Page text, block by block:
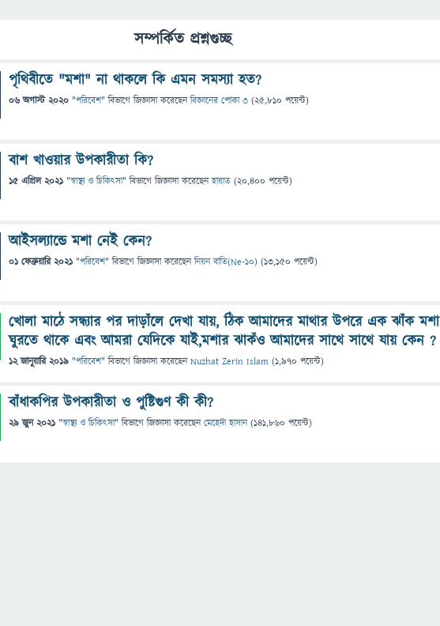
সম্পর্কিত প্রশ্নগুচ্ছ
পৃথিবীতে "মশা" না থাকলে কি এমন সমস্যা হত?
06 অগাস্ট 2020 "পরিবেশ" বিভাগে জিজ্ঞাসাকরেছেনবিজ্ঞানের পোকা ৩ (25,810 পয়েন্ট)
বাশ খাওয়ার উপকারীতা কি?
15 এপ্রিল 2021 "স্বাস্থ্য ও চিকিৎসা" বিভাগে জিজ্ঞাসাকরেছেনহায়াত (20,400 পয়েন্ট)
আইসল্যান্ডে মশা নেই কেন?
01 ফেব্রুয়ারি 2021 "পরিবেশ" বিভাগে জিজ্ঞাসাকরেছেননিয়ন বাতি(Ne-10) (13,150 পয়েন্ট)
খোলা মাঠে সন্ধ্যার পর দাড়াঁলে দেখা যায়, ঠিক আমাদের মাথার উপরে এক ঝাঁক মশা
ঘুরতে থাকে এবং আমরা যেদিকে যাই,মশার ঝাকঁও আমাদের সাথে সাথে যায় কেন ?
12 জানুয়ারি 2019 "পরিবেশ" বিভাগে জিজ্ঞাসাকরেছেনNuzhat Zerin Islam (1,970 পয়েন্ট)
বাঁধাকপির উপকারীতা ও পুষ্টিগুণ কী কী?
29 জুন 2021 "স্বাস্থ্য ও চিকিৎসা" বিভাগে জিজ্ঞাসাকরেছেনমেহেদী হাসান (141,860 পয়েন্ট)